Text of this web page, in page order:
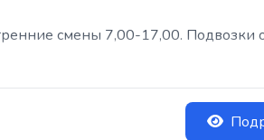
смены 7,00-17,00. Подвозки